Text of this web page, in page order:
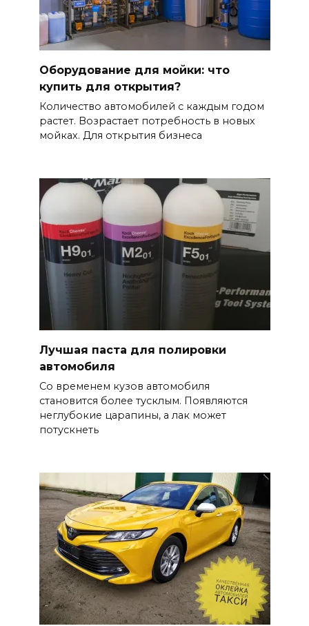
Оборудование для мойки: что
купить для открытия?
Количество автомобилей с каждым годом
растет. Возрастает потребность в новых
мойках. Для открытия бизнеса
Лучшая паста для полировки
автомобиля
Со временем кузов автомобиля
становится более тусклым. Появляются
неглубокие царапины, а лак может
потускнеть